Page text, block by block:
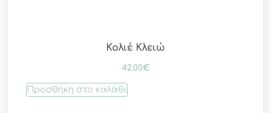
Κολιέ Κλειώ
42.00€
Προσθήκη στο καλάθι